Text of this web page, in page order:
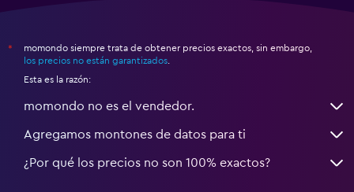
*
momondo siempre trata de obtener precios exactos, sin embargo,
los precios no están garantizados
Esta es la razón:
momondo no es el vendedor.
Agregamos montones de datos para ti
¿Por qué los precios no son 100% exactos?